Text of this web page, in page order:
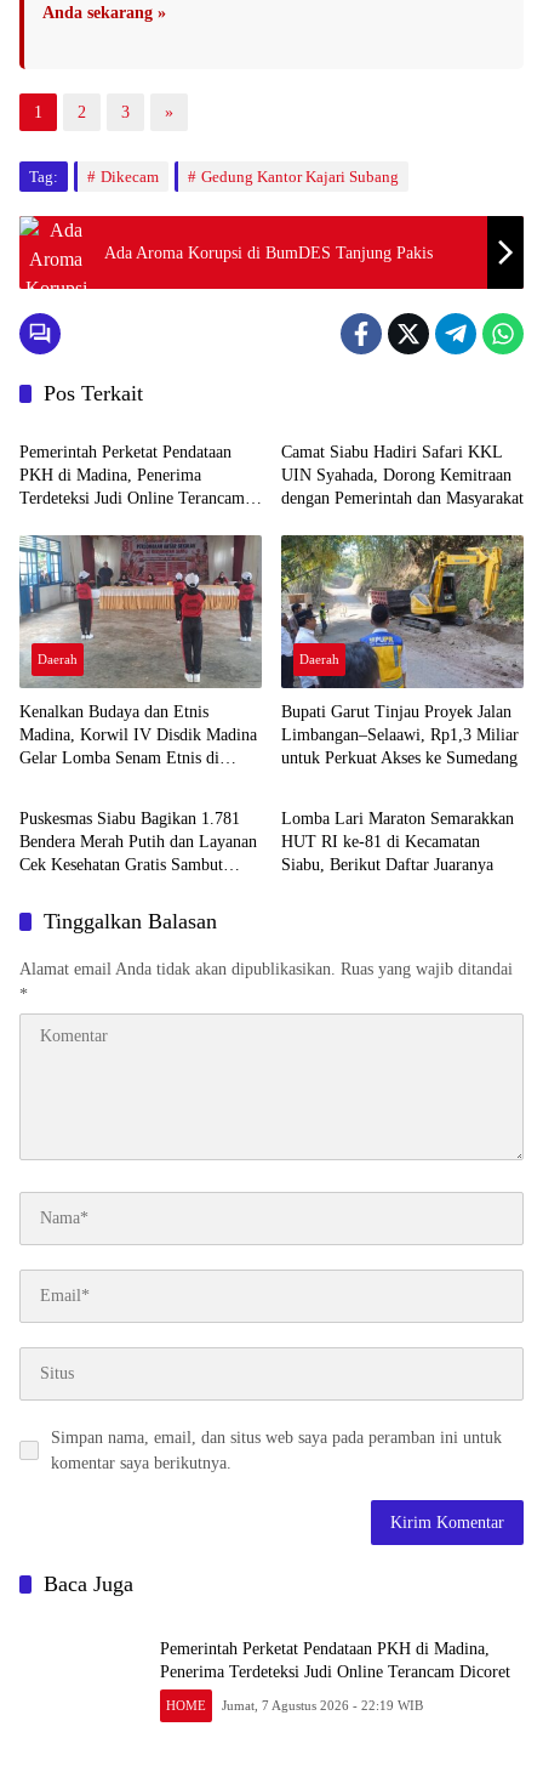
Anda sekarang »
1 2 3 »
Tag: Dikecam Gedung Kantor Kajari Subang
Ada Aroma Korupsi di BumDES Tanjung Pakis
Pos Terkait
HOME
Pemerintah Perketat Pendataan
PKH di Madina, Penerima
Terdeteksi Judi Online Terancam
Camat Siabu Hadiri Safari KKL
UIN Syahada, Dorong Kemitraan
dengan Pemerintah dan Masyarakat
Daerah
Kenalkan Budaya dan Etnis
Madina, Korwil IV Disdik Madina
Gelar Lomba Senam Etnis di
Daerah
Bupati Garut Tinjau Proyek Jalan
Limbangan–Selaawi, Rp1,3 Miliar
untuk Perkuat Akses ke Sumedang
Daerah
Puskesmas Siabu Bagikan 1.781
Bendera Merah Putih dan Layanan
Cek Kesehatan Gratis Sambut
Daerah
Lomba Lari Maraton Semarakkan
HUT RI ke-81 di Kecamatan
Siabu, Berikut Daftar Juaranya
Tinggalkan Balasan
Alamat email Anda tidak akan dipublikasikan. Ruas yang wajib ditandai
*
Simpan nama, email, dan situs web saya pada peramban ini untuk
komentar saya berikutnya.
Baca Juga
Pemerintah Perketat Pendataan PKH di Madina,
Penerima Terdeteksi Judi Online Terancam Dicoret
HOME Jumat, 7 Agustus 2026 - 22:19 WIB